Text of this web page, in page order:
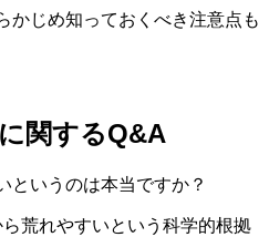
かじめ知っておくべき注意点も
関するQ&A
というのは本当ですか？
荒れやすいという科学的根拠